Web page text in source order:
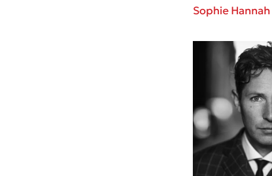
Sophie Hannah